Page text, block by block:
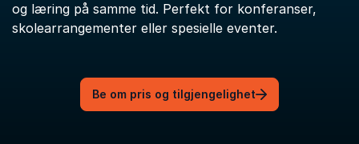
og læring på samme tid. Perfekt for konferanser,
skolearrangementer eller spesielle eventer.
Be om pris og tilgjengelighet